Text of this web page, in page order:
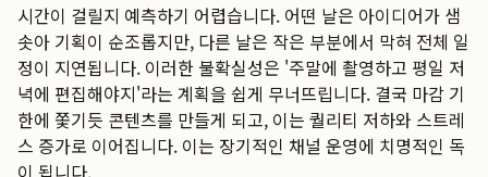
시간이 걸릴지 예측하기 어렵습니다. 어떤 날은 아이디어가 샘
솟아 기획이 순조롭지만, 다른 날은 작은 부분에서 막혀 전체 일
정이 지연됩니다. 이러한 불확실성은 '주말에 촬영하고 평일 저
녁에 편집해야지'라는 계획을 쉽게 무너뜨립니다. 결국 마감 기
한에 쫓기듯 콘텐츠를 만들게 되고, 이는 퀄리티 저하와 스트레
스 증가로 이어집니다. 이는 장기적인 채널 운영에 치명적인 독
이 됩니다.